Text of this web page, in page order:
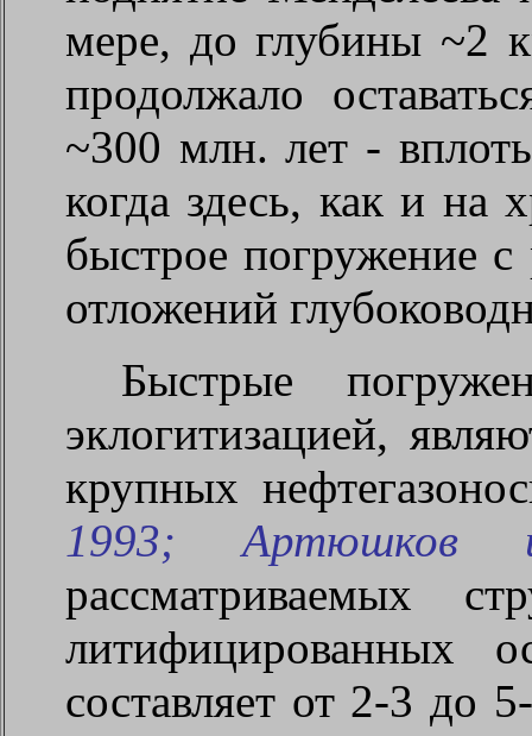
мере, до глубины ~2
продолжало
~300 млн. лет -
когда здесь, как и на
быстрое погружение
отложений
Быстрые
эклогитизацией,
крупных
1993; Артюшков
рассматриваемых
литифицированных
составляет от 2-3 до